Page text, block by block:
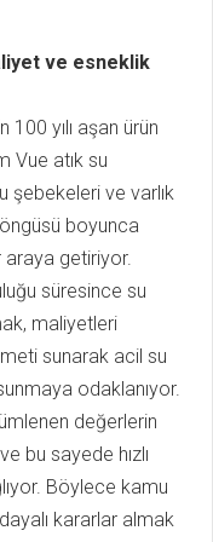
ve esneklik
yılı aşan ürün
Vue atık su
şebekeleri ve varlık
boyunca
araya getiriyor.
süresince su
maliyetleri
sunarak acil su
odaklanıyor.
değerlerin
bu sayede hızlı
Böylece kamu
kararlar almak